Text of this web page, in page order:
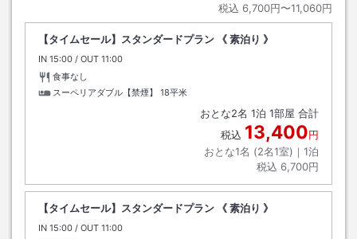
税込 6,700円〜11,060円
【タイムセール】スタンダードプラン 《 素泊り 》
IN チェックイン
15:00 / OUT チェックアウト
11:00
食事なし
スーペリアダブル【禁煙】
18平米
おとな2名 1泊 1部屋 合計
税込 13,400円
おとな1名 (2名1室)｜ 1泊
税込 6,700円
【タイムセール】スタンダードプラン 《 素泊り 》
IN チェックイン
15:00 / OUT チェックアウト
11:00